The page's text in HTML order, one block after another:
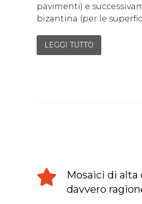
pavimenti) e
bizantina (per le
LEGGI TUTTO
Mosaici di alta
davvero